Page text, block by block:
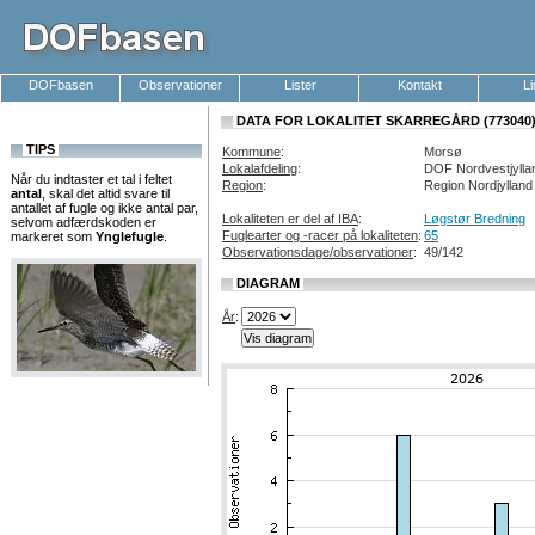
DOFbasen Observationer Lister Kontakt
TIPS
Når du indtaster et tal i feltet
antal , skal det altid svare til
antallet af fugle og ikke antal par,
selvom adfærdskoden er
markeret som Ynglefugle
DATA FOR LOKALITET SKARREGÅRD
Kommune:
Morsø
Lokalafdeling:
DOF
Region: Region Nordjylland
Lokaliteten er del af IBA:
Løgstør Bredning
Fuglearter og -racer på lokaliteten: 65
Observationsdage/observationer: 49/142
DIAGRAM
År: